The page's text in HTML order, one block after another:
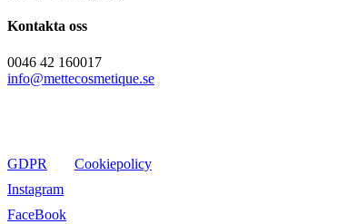
Kontakta oss
0046 42 160017
info@mettecosmetique.se
GDPR
Cookiepolicy
Instagram
FaceBook